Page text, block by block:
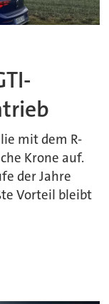
mit dem R-
Krone auf.
der Jahre
Vorteil bleibt